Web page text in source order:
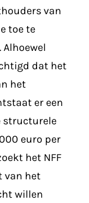
van
toe te
dat het
het
er een
structurele
euro per
het NFF
van het
willen